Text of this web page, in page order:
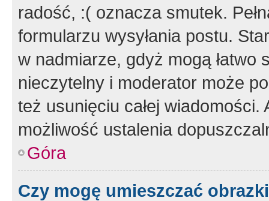
radość, :( oznacza smutek.
formularzu wysyłania postu.
w nadmiarze, gdyż mogą
nieczytelny i moderator może
też usunięciu całej
możliwość ustalenia
Góra
Czy mogę umieszczać